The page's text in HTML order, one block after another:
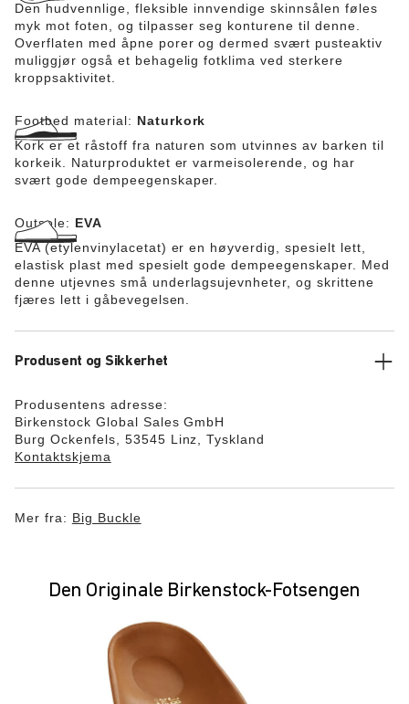
Den hudvennlige, fleksible innvendige skinnsålen føles
myk mot foten, og tilpasser seg konturene til denne.
Overflaten med åpne porer og dermed svært pusteaktiv
muliggjør også et behagelig fotklima ved sterkere
kroppsaktivitet.
Footbed material: Naturkork
Kork er et råstoff fra naturen som utvinnes av barken til
korkeik. Naturproduktet er varmeisolerende, og har
svært gode dempeegenskaper.
Outsole: EVA
EVA (etylenvinylacetat) er en høyverdig, spesielt lett,
elastisk plast med spesielt gode dempeegenskaper. Med
denne utjevnes små underlagsujevnheter, og skrittene
fjæres lett i gåbevegelsen.
Produsent og Sikkerhet
Produsentens adresse:
Birkenstock Global Sales GmbH
Burg Ockenfels, 53545 Linz, Tyskland
Kontaktskjema
Mer fra: Big Buckle
Den Originale Birkenstock-Fotsengen